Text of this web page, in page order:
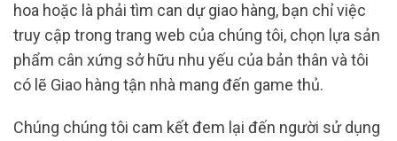
hoa hoặc là phải tìm can dự giao hàng, bạn chỉ việc
truy cập trong trang web của chúng tôi, chọn lựa sản
phẩm cân xứng sở hữu nhu yếu của bản thân và tôi
có lẽ Giao hàng tận nhà mang đến game thủ.
Chúng chúng tôi cam kết đem lại đến người sử dụng